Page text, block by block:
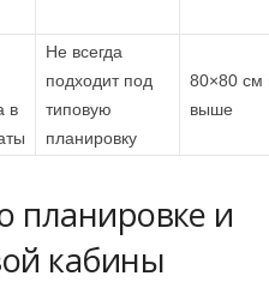
в
Не всегда
подходит под
типовую
планировку
80×80 см
выше
планировке и
кабины